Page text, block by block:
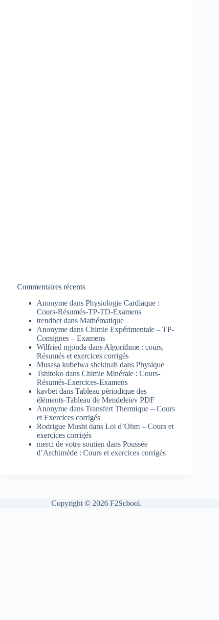
Commentaires récents
Anonyme dans Physiologie Cardiaque :
Cours-Résumés-TP-TD-Examens
trendbet dans Mathématique
Anonyme dans Chimie Expérimentale – TP-
Consignes – Examens
Wilfried ngonda dans Algorithme : cours,
Résumés et exercices corrigés
Musasa kubelwa shekinah dans Physique
Tshitoko dans Chimie Minérale : Cours-
Résumés-Exercices-Examens
kavbet dans Tableau périodique des
éléments-Tableau de Mendeleïev PDF
Anonyme dans Transfert Thermique – Cours
et Exercices corrigés
Rodrigue Mushi dans Loi d’Ohm – Cours et
exercices corrigés
merci de votre soutien dans Poussée
d’Archimède : Cours et exercices corrigés
Copyright © 2026 F2School.